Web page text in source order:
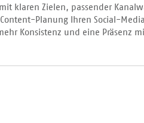
klaren Zielen, passender
Planung Ihren Social-
Konsistenz und eine Präsenz